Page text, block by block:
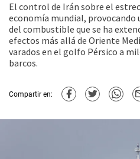
El control de Irán sobre el
economía mundial, provocando
del combustible que se ha
efectos más allá de Oriente
varados en el golfo Pérsico a
barcos.
Compartir en: